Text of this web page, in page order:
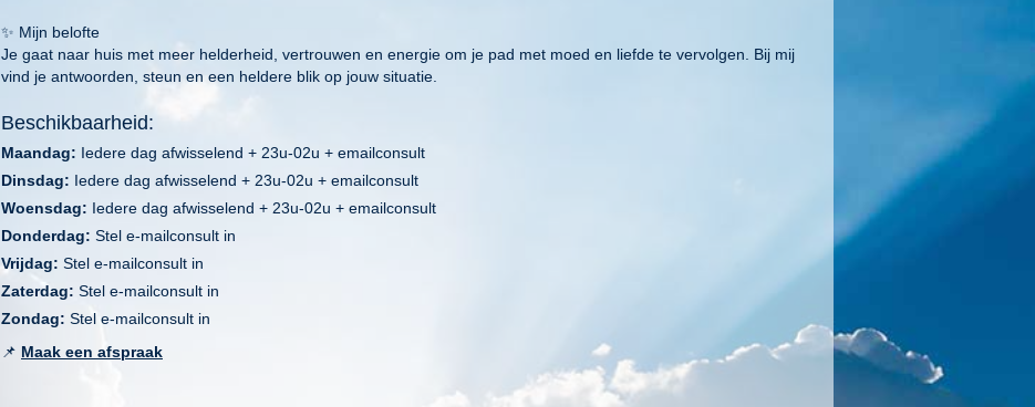
✨ Mijn belofte
Je gaat naar huis met meer helderheid, vertrouwen en energie om je pad met moed en liefde te vervolgen. Bij mij
vind je antwoorden, steun en een heldere blik op jouw situatie.
Beschikbaarheid:
Maandag: Iedere dag afwisselend + 23u-02u + emailconsult
Dinsdag: Iedere dag afwisselend + 23u-02u + emailconsult
Woensdag: Iedere dag afwisselend + 23u-02u + emailconsult
Donderdag: Stel e-mailconsult in
Vrijdag: Stel e-mailconsult in
Zaterdag: Stel e-mailconsult in
Zondag: Stel e-mailconsult in
📌 Maak een afspraak